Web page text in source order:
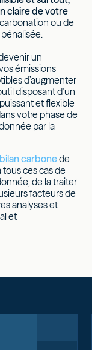
claire de votre
ou de
un
émissions
d’augmenter
disposant d’un
et flexible
votre phase de
par la
carbonede
tous ces cas de
de la traiter
facteurs de
analyses et
et